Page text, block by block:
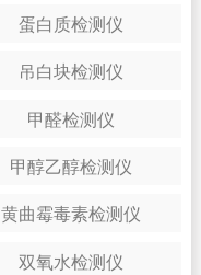
蛋白质检测仪
吊白块检测仪
甲醛检测仪
甲醇乙醇检测仪
黄曲霉毒素检测仪
双氧水检测仪